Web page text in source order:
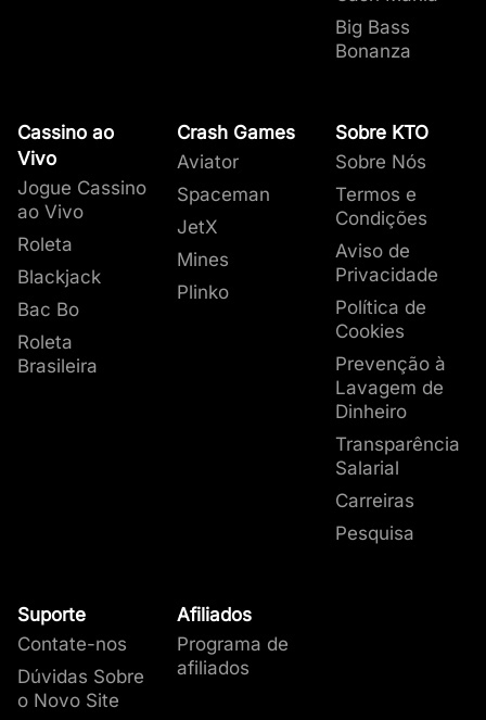
Big Bass
Bonanza
Cassino ao
Vivo
Jogue Cassino
ao Vivo
Roleta
Blackjack
Bac Bo
Roleta
Brasileira
Crash Games
Aviator
Spaceman
JetX
Mines
Plinko
Sobre KTO
Sobre Nós
Termos e
Condições
Aviso de
Privacidade
Política de
Cookies
Prevenção à
Lavagem de
Dinheiro
Transparência
Salarial
Carreiras
Pesquisa
Suporte
Contate-nos
Dúvidas Sobre
o Novo Site
Afiliados
Programa de
afiliados